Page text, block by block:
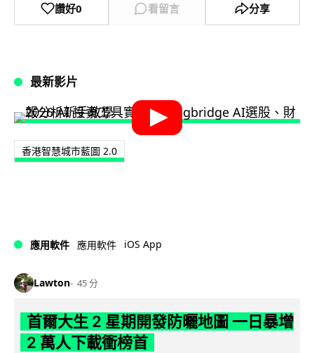
讚好0 看留言 分享
最新影片
香港智慧城市藍圖 2.0
應用軟件 應用軟件 iOS App
Lawton 45 分
首爾大生 2 星期開發防曬地圖 一日暴增
2 萬人下載衝榜首